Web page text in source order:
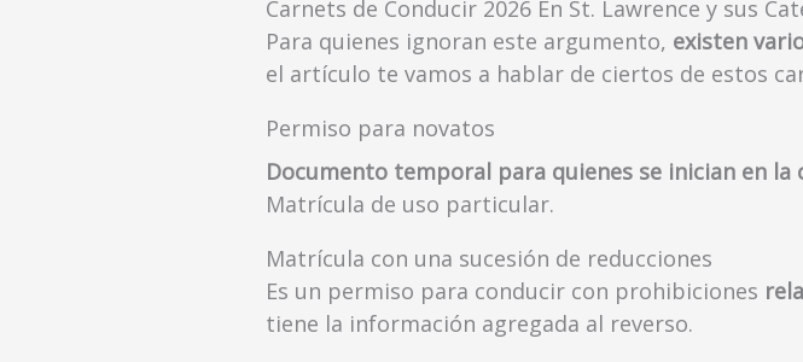
Carnets de Conducir 2026 En St. Lawrence y sus
Para quienes ignoran este argumento, existen
el artículo te vamos a hablar de ciertos de estos
Permiso para novatos
Documento temporal para quienes se inician en la
Matrícula de uso particular.
Matrícula con una sucesión de reducciones
Es un permiso para conducir con prohibiciones
tiene la información agregada al reverso.